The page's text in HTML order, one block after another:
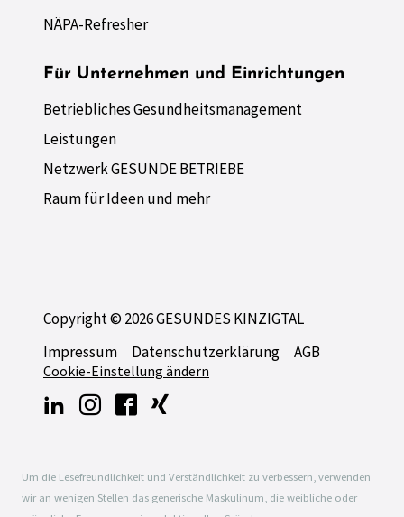
NÄPA-Refresher
Für Unternehmen und Einrichtungen
Betriebliches Gesundheitsmanagement
Leistungen
Netzwerk GESUNDE BETRIEBE
Raum für Ideen und mehr
Copyright © 2026 GESUNDES KINZIGTAL
Impressum
Datenschutzerklärung AGB
Cookie-Einstellung ändern
Um die Lesefreundlichkeit und Verständlichkeit zu verbessern, verwenden
wir an wenigen Stellen das generische Maskulinum, die weibliche oder